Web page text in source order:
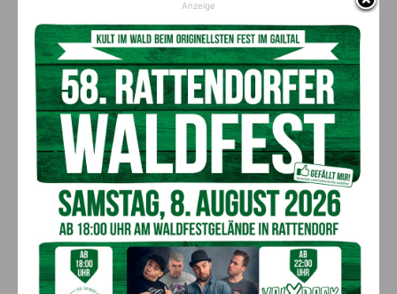
„Insgesamt investieren wir in diese Aktion, die massiv zur
Erhöhung der Verkehrssicherheit auf dem Schulweg beiträgt,
15.000 Euro in den Neukauf der Ausrüstung“, so Landesrat
Schuschnig.
Schulwegsicherung reduziert
Unfälle deutlich
Laut ChefinspektorAlfred Rauscher, der seitens der
Landesverkehrsabteilung für die Schülerlotsen und
Schulweglotsen Aktion zuständig ist, wird somit ein wichtiger
Beitrag zu mehr Verkehrssicherheit auf dem Weg zur Schule
und wieder auf dem Heimweg geleistet. Die Zahl der
Anzeige